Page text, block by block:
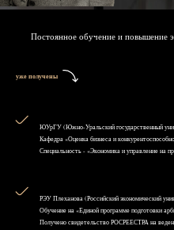
Постоянное обучение и повышение
уже получены
ЮУрГУ (Южно-Уральский государственный
Кафедра «Оценка бизнеса и
Специальность - «Экономика и управление на
РЭУ Плеханова (Российский экономический
Обучение на «Единой программе подготовки
Получено свидетельство РОСРЕЕСТРА на